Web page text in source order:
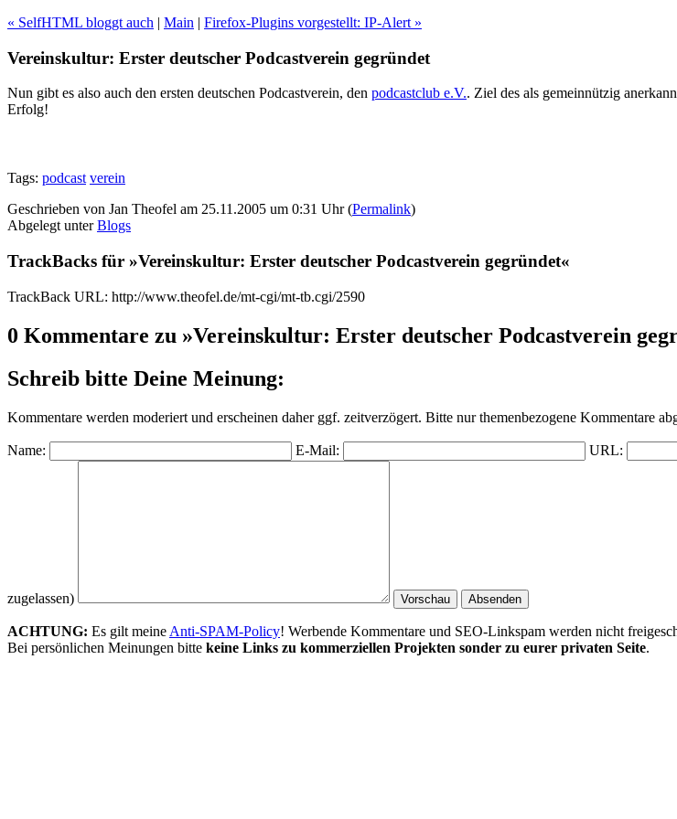
« SelfHTML bloggt auch | Main | Firefox-Plugins vorgestellt: IP-Alert »
Vereinskultur: Erster deutscher Podcastverein gegründet
Nun gibt es also auch den ersten deutschen Podcastverein, den podcastclub e.V.. Ziel des als gemeinnützig
Erfolg!
Tags: podcast verein
Geschrieben von Jan Theofel am 25.11.2005 um 0:31 Uhr (Permalink)
Abgelegt unterBlogs
TrackBacks für »Vereinskultur: Erster deutscher Podcastverein gegründet«
TrackBack URL: http://www.theofel.de/mt-cgi/mt-tb.cgi/2590
0 Kommentare zu »Vereinskultur: Erster deutscher Podcastverein
Schreib bitte Deine Meinung:
Kommentare werden moderiert und erscheinen daher ggf. zeitverzögert. Bitte nur themenbezogene Kommentare
Name: E-Mail: URL:
zugelassen)
ACHTUNG: Es gilt meine Anti-SPAM-Policy! Werbende Kommentare und SEO-Linkspam werden nicht
Bei persönlichen Meinungen bitte keine Links zu kommerziellen Projekten sonder zu eurer privaten Seite.